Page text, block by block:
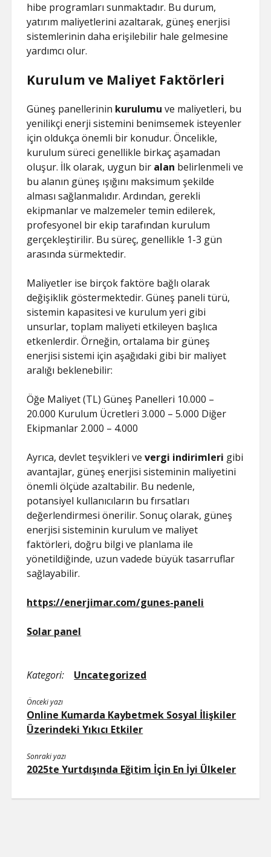
hibe programları sunmaktadır. Bu durum,
yatırım maliyetlerini azaltarak, güneş enerjisi
sistemlerinin daha erişilebilir hale gelmesine
yardımcı olur.
Kurulum ve Maliyet Faktörleri
Güneş panellerinin kurulumu ve maliyetleri, bu
yenilikçi enerji sistemini benimsemek isteyenler
için oldukça önemli bir konudur. Öncelikle,
kurulum süreci genellikle birkaç aşamadan
oluşur. İlk olarak, uygun bir alan belirlenmeli ve
bu alanın güneş ışığını maksimum şekilde
alması sağlanmalıdır. Ardından, gerekli
ekipmanlar ve malzemeler temin edilerek,
profesyonel bir ekip tarafından kurulum
gerçekleştirilir. Bu süreç, genellikle 1-3 gün
arasında sürmektedir.
Maliyetler ise birçok faktöre bağlı olarak
değişiklik göstermektedir. Güneş paneli türü,
sistemin kapasitesi ve kurulum yeri gibi
unsurlar, toplam maliyeti etkileyen başlıca
etkenlerdir. Örneğin, ortalama bir güneş
enerjisi sistemi için aşağıdaki gibi bir maliyet
aralığı beklenebilir:
Öğe Maliyet (TL) Güneş Panelleri 10.000 –
20.000 Kurulum Ücretleri 3.000 – 5.000 Diğer
Ekipmanlar 2.000 – 4.000
Ayrıca, devlet teşvikleri vevergi indirimleri gibi
avantajlar, güneş enerjisi sisteminin maliyetini
önemli ölçüde azaltabilir. Bu nedenle,
potansiyel kullanıcıların bu fırsatları
değerlendirmesi önerilir. Sonuç olarak, güneş
enerjisi sisteminin kurulum ve maliyet
faktörleri, doğru bilgi ve planlama ile
yönetildiğinde, uzun vadede büyük tasarruflar
sağlayabilir.
https://enerjimar.com/gunes-paneli
Solar panel
Kategori: Uncategorized
Önceki yazı
Online Kumarda Kaybetmek Sosyal İlişkiler
Üzerindeki Yıkıcı Etkiler
Sonraki yazı
2025te Yurtdışında Eğitim İçin En İyi Ülkeler